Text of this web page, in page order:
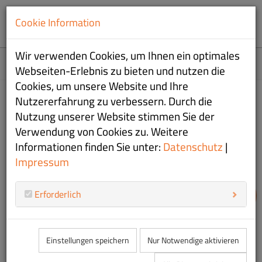
Home
Andreas Thiemann gewinnt den
Bedaium-Preis 2026
01.06.2026| Regatten
Plättenmeisterschaft mit Bedaium-Preis beim SRV Seebruck
gestartet
Geplant war ursprünglich eine Einhand-Regatta mit
den Bootsklassen Finn-Dinghy, O-Jolle und
Chiemseeplätte. Aufgrund mangelnder Meldungen
Cookie Information
Wir verwenden Cookies, um Ihnen ein optimales
Webseiten-Erlebnis zu bieten und nutzen die
Cookies, um unsere Website und Ihre
Nutzererfahrung zu verbessern. Durch die
Nutzung unserer Website stimmen Sie der
Verwendung von Cookies zu. Weitere
Informationen finden Sie unter:Datenschutz|
Impressum
Erforderlich
Einstellungen speichern
Nur Notwendige aktivieren